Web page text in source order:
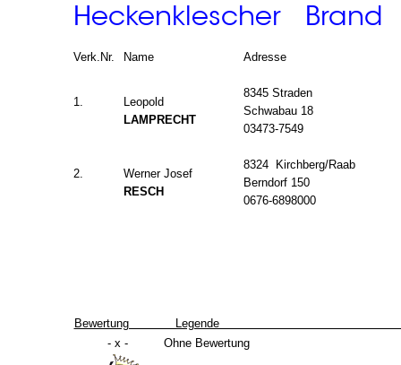
Heckenklescher Brand
Verk.Nr. Name Adresse
1.
Leopold
LAMPRECHT
8345 Straden
Schwabau 18
03473-7549
2. Werner Josef
RESCH
8324 Kirchberg/Raab
Berndorf 150
0676-6898000
Bewertung
- x -
Ohne Bewertung